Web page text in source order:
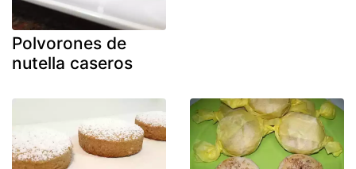
Polvorones de
nutella caseros